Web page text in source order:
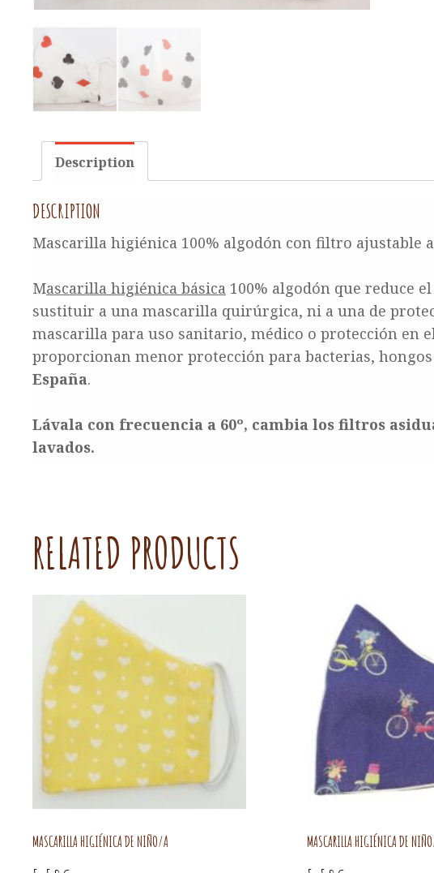
Description
DESCRIPTION
Mascarilla higiénica 100% algodón con filtro ajustable
Mascarilla higiénica básica 100% algodón que reduce
sustituir a una mascarilla quirúrgica, ni a una de
mascarilla para uso sanitario, médico o protección en
proporcionan menor protección para bacterias,
España.
Lávala con frecuencia a 60º, cambia los filtros
lavados.
RELATED PRODUCTS
MASCARILLA HIGIÉNICA DE NIÑO/A MASCARILLA HIGIÉNICA DE